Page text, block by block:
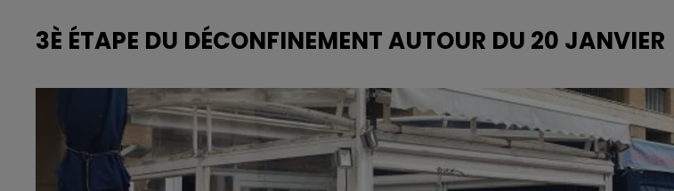
3È ÉTAPE DU DÉCONFINEMENT AUTOUR DU 20 JANVIER